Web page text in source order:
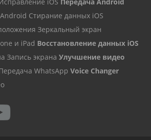
и iPad Восстановление данных iOS
Запись экрана Улучшение видео
WhatsApp Voice Changer